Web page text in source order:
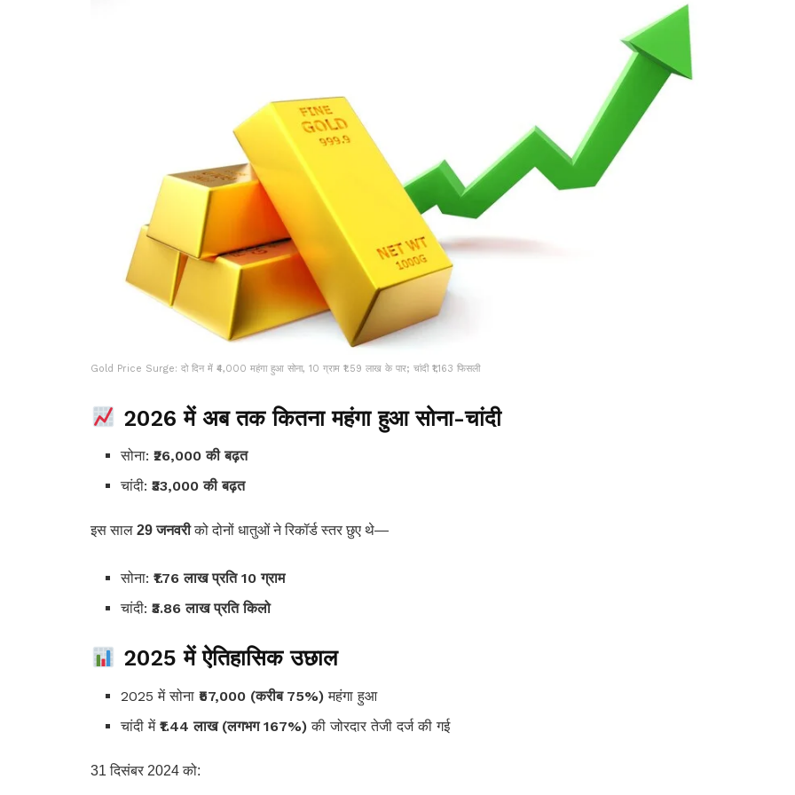
Gold Price Surge: दो दिन में ₹4,000 महंगा हुआ सोना, 10 ग्राम ₹1.59 लाख के पार; चांदी ₹1,163 फिसली
2026 में अब तक कितना महंगा हुआ सोना-चांदी
सोना:₹26,000 की बढ़त
चांदी:₹33,000 की बढ़त
इस साल 29 जनवरीको दोनों धातुओं ने रिकॉर्ड स्तर छुए थे—
सोना:₹1.76 लाख प्रति 10 ग्राम
चांदी:₹3.86 लाख प्रति किलो
2025 में ऐतिहासिक उछाल
2025 में सोना₹57,000 (करीब 75%) महंगा हुआ
चांदी में₹1.44 लाख (लगभग 167%) की जोरदार तेजी दर्ज की गई
31 दिसंबर 2024 को: